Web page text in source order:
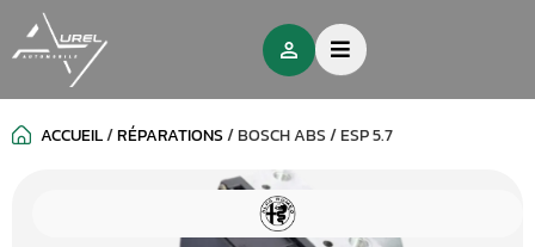
ACCUEIL/RÉPARATIONS/BOSCH ABS / ESP 5.7